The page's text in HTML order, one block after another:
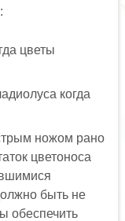
цветы
когда
ножом рано
цветоноса
быть не
обеспечить